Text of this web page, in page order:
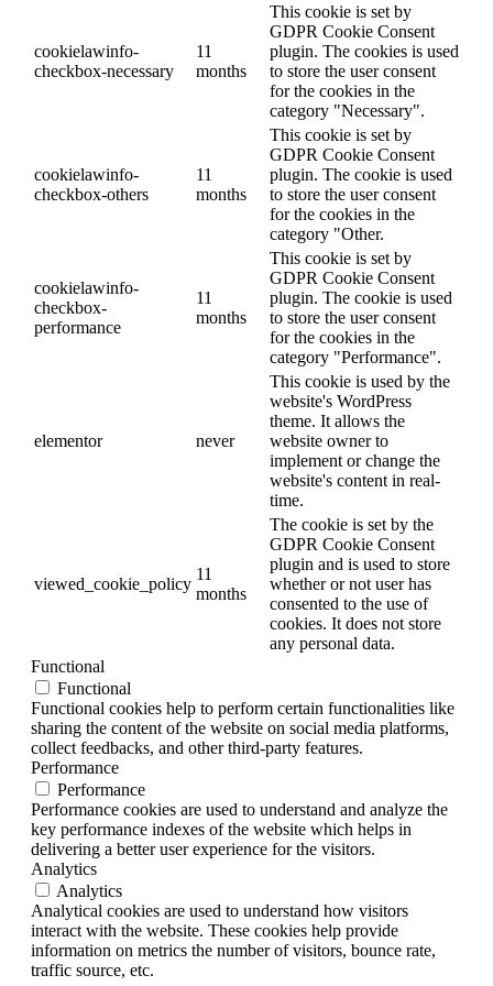
cookielawinfo-
checkbox-necessary
11
months
This cookie is set by
GDPR Cookie Consent
plugin. The cookies is used
to store the user consent
for the cookies in the
category "Necessary".
cookielawinfo-
checkbox-others
11
months
This cookie is set by
GDPR Cookie Consent
plugin. The cookie is used
to store the user consent
for the cookies in the
category "Other.
cookielawinfo-
checkbox-
performance
11
months
This cookie is set by
GDPR Cookie Consent
plugin. The cookie is used
to store the user consent
for the cookies in the
category "Performance".
elementor never
This cookie is used by the
website's WordPress
theme. It allows the
website owner to
implement or change the
website's content in real-
time.
viewed_cookie_policy
11
months
The cookie is set by the
GDPR Cookie Consent
plugin and is used to store
whether or not user has
consented to the use of
cookies. It does not store
any personal data.
Functional
Functional
Functional cookies help to perform certain functionalities like
sharing the content of the website on social media platforms,
collect feedbacks, and other third-party features.
Performance
Performance
Performance cookies are used to understand and analyze the
key performance indexes of the website which helps in
delivering a better user experience for the visitors.
Analytics
Analytics
Analytical cookies are used to understand how visitors
interact with the website. These cookies help provide
information on metrics the number of visitors, bounce rate,
traffic source, etc.